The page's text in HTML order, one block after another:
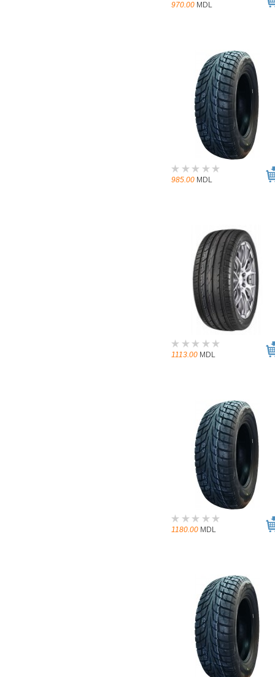
970.00 MDL
985.00 MDL
1113.00 MDL
1180.00 MDL